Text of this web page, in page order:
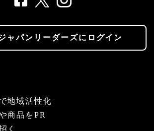
ャパンリーダーズにログイン
地域活性化
商品をPR
く